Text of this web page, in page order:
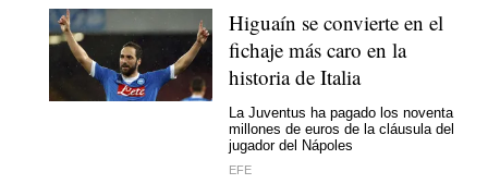
Higuaín se convierte en el
fichaje más caro en la
historia de Italia
La Juventus ha pagado los noventa
millones de euros de la cláusula del
jugador del Nápoles
EFE